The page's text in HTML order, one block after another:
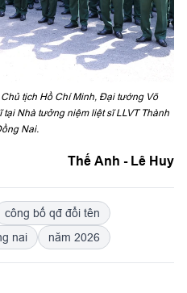
tịch Hồ Chí Minh, Đại tướng Võ
Nhà tưởng niệm liệt sĩ LLVT Thành
Nai.
Thế Anh - Lê Huy
công bố qđ đổi tên
nai
năm 2026